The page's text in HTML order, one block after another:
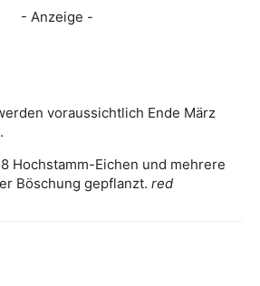
- Anzeige -
voraussichtlich Ende März
Hochstamm-Eichen und mehrere
Böschung gepflanzt. red